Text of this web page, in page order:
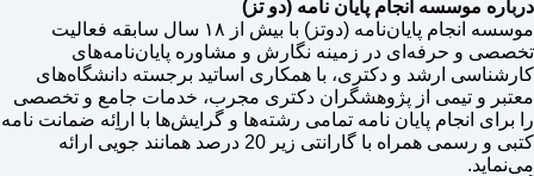
درباره موسسه انجام پایان نامه (دو تز)
موسسه انجام پایان‌نامه (دوتز) با بیش از ۱۸ سال سابقه فعالیت
تخصصی و حرفه‌ای در زمینه نگارش و مشاوره پایان‌نامه‌های
کارشناسی ارشد و دکتری، با همکاری اساتید برجسته دانشگاه‌های
معتبر و تیمی از پژوهشگران دکتری مجرب، خدمات جامع و تخصصی
را برای انجام پایان نامه تمامی رشته‌ها و گرایش‌ها با اراِئه ضمانت نامه
کتبی و رسمی همراه با گارانتی زیر 20 درصد همانند جویی ارائه
می‌نماید.